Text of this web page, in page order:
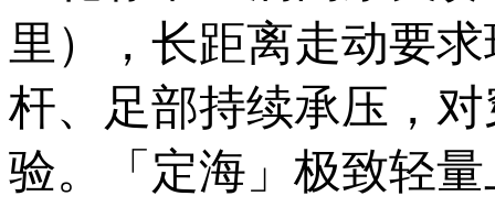
里），长距离走动要
杆、足部持续承压，
验。「定海」极致轻